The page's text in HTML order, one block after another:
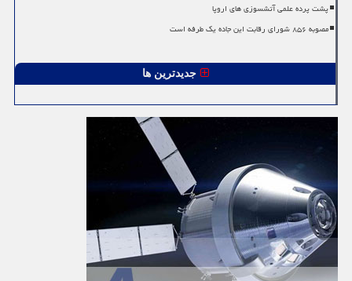
پشت پرده علمی آتشسوزی های اروپا
مصوبه ۸۵۶ شورای رقابت این جاده یک طرفه است
جدیدترین ها